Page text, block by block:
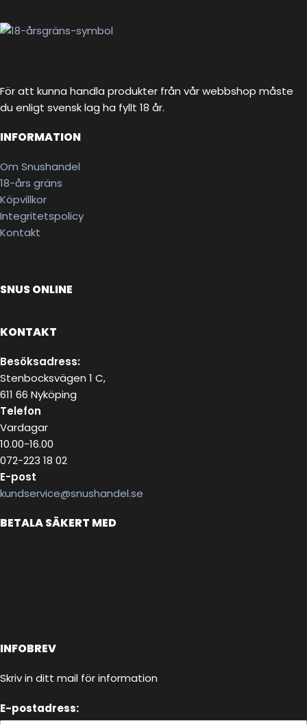
För att kunna handla produkter från vår webbshop måste
du enligt svensk lag ha fyllt 18 år.
INFORMATION
Om Snushandel
18-års gräns
Köpvillkor
Integritetspolicy
Kontakt
SNUS ONLINE
KONTAKT
Besöksadress:
Stenbocksvägen 1 C,
611 66 Nyköping
Telefon
Vardagar
10.00-16.00
072-223 18 02
E-post
kundservice@snushandel.se
BETALA SÄKERT MED
INFOBREV
Skriv in ditt mail för information
E-postadress: